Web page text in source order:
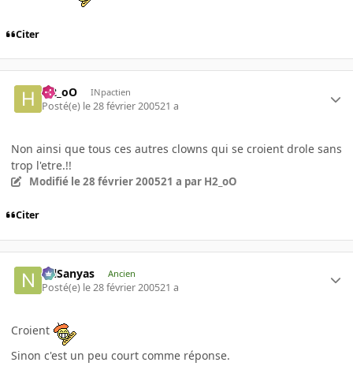
Citer
H2_oO INpactien
Posté(e) le 28 février 200521 a
Non ainsi que tous ces autres clowns qui se croient drole sans
trop l'etre.!!
Modifié le 28 février 200521 a par H2_oO
Citer
NilSanyas Ancien
Posté(e) le 28 février 200521 a
Croient
Sinon c'est un peu court comme réponse.